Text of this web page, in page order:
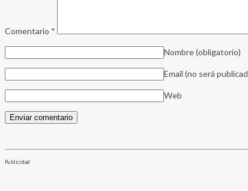
Comentario *
Nombre(obligatorio)
Email (no será
Web
Publicidad